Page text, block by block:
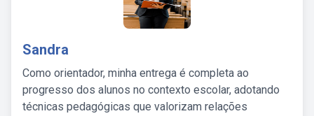
Sandra
Como orientador, minha entrega é completa ao
progresso dos alunos no contexto escolar, adotando
técnicas pedagógicas que valorizam relações